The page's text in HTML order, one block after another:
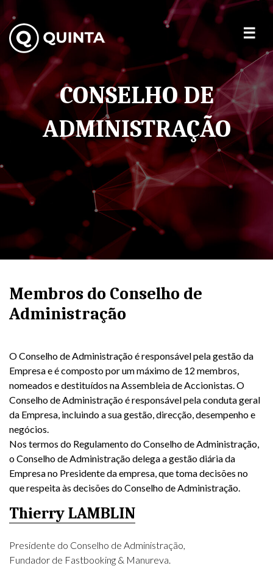
CONSELHO DE
ADMINISTRAÇÃO
Membros do Conselho de
Administração
O Conselho de Administração é responsável pela gestão da
Empresa e é composto por um máximo de 12 membros,
nomeados e destituídos na Assembleia de Accionistas. O
Conselho de Administração é responsável pela conduta geral
da Empresa, incluindo a sua gestão, direcção, desempenho e
negócios.
Nos termos do Regulamento do Conselho de Administração,
o Conselho de Administração delega a gestão diária da
Empresa no Presidente da empresa, que toma decisões no
que respeita às decisões do Conselho de Administração.
Thierry LAMBLIN
Presidente do Conselho de Administração,
Fundador de Fastbooking & Manureva.